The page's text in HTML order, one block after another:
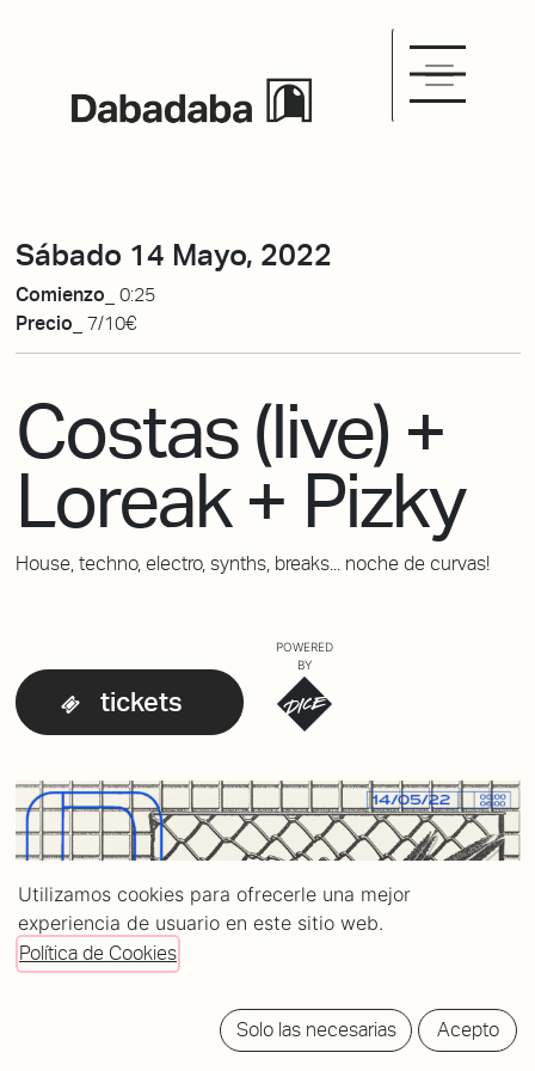
Sábado 14 Mayo, 2022
Comienzo_ 0:25
Precio_ 7/10€
Costas (live) +
Loreak + Pizky
House, techno, electro, synths, breaks... noche de curvas!
tickets
POWERED
BY
Utilizamos cookies para ofrecerle una mejor
experiencia de usuario en este sitio web.
Política de Cookies
Solo las necesarias Acepto